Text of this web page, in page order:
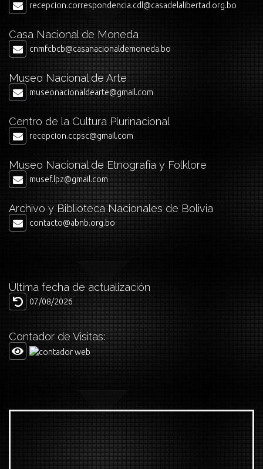
recepcion.correspondencia.cdl@casadelalibertad.org.bo
Casa Nacional de Moneda
cnmfcbcb@casanacionaldemoneda.bo
Museo Nacional de Arte
museonacionaldearte@gmail.com
Centro de la Cultura Plurinacional
recepcion.ccpsc@gmail.com
Museo Nacional de Etnografía y Folklore
musef.lpz@gmail.com
Archivo y Biblioteca Nacionales de Bolivia
contacto@abnb.org.bo
Última fecha de actualización
07/08/2026
Contador de Visitas: